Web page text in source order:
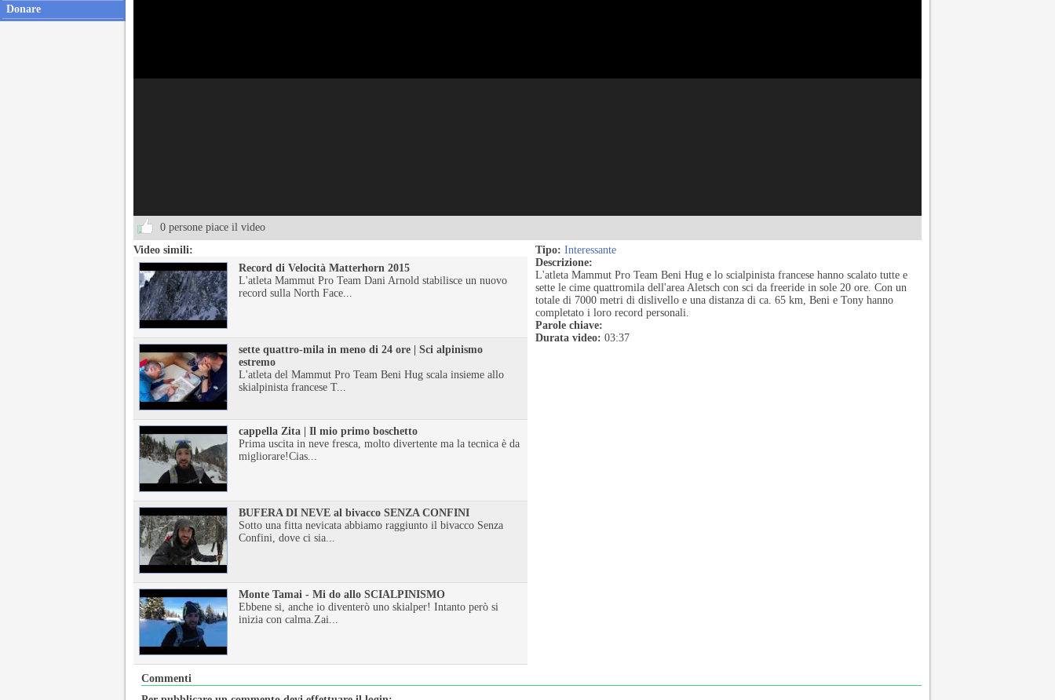
Donare
0 persone piace il video
Video simili:
Record di Velocità Matterhorn 2015
L'atleta Mammut Pro Team Dani Arnold stabilisce un nuovo
record sulla North Face...
sette quattro-mila in meno di 24 ore | Sci alpinismo
estremo
L'atleta del Mammut Pro Team Beni Hug scala insieme allo
skialpinista francese T...
cappella Zita | Il mio primo boschetto
Prima uscita in neve fresca, molto divertente ma la tecnica è da
migliorare!Cias...
BUFERA DI NEVE al bivacco SENZA CONFINI
Sotto una fitta nevicata abbiamo raggiunto il bivacco Senza
Confini, dove ci sia...
Monte Tamai - Mi do allo SCIALPINISMO
Ebbene si, anche io diventerò uno skialper! Intanto però si
inizia con calma.Zai...
Tipo: Interessante
Descrizione:
L'atleta Mammut Pro Team Beni Hug e lo scialpinista francese hanno scalato tutte e
sette le cime quattromila dell'area Aletsch con sci da freeride in sole 20 ore. Con un
totale di 7000 metri di dislivello e una distanza di ca. 65 km, Beni e Tony hanno
completato i loro record personali.
Parole chiave:
Durata video: 03:37
Commenti